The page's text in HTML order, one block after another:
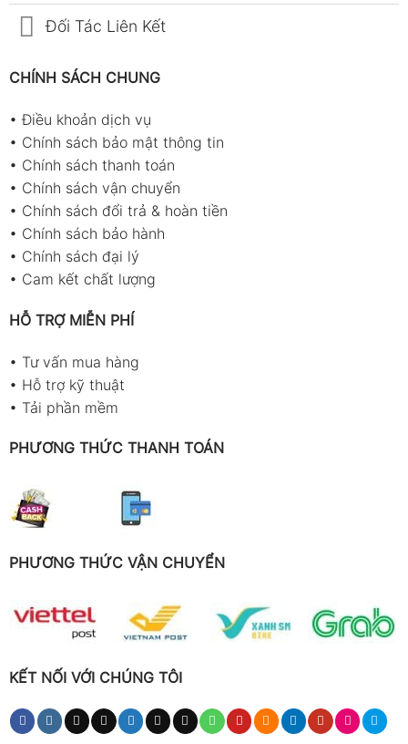
Đối Tác Liên Kết
CHÍNH SÁCH CHUNG
•Điều khoản dịch vụ
• Chính sách bảo mật thông tin
• Chính sách thanh toán
• Chính sách vận chuyển
• Chính sách đổi trả & hoàn tiền
• Chính sách bảo hành
• Chính sách đại lý
• Cam kết chất lượng
HỖ TRỢ MIỄN PHÍ
• Tư vấn mua hàng
• Hỗ trợ kỹ thuật
• Tải phần mềm
PHƯƠNG THỨC THANH TOÁN
PHƯƠNG THỨC VẬN CHUYỂN
KẾT NỐI VỚI CHÚNG TÔI